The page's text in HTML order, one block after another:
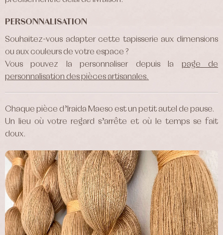
PERSONNALISATION
Souhaitez-vous adapter cette tapisserie aux dimensions
ou aux couleurs de votre espace ?
Vous pouvez la personnaliser depuis la page de
personnalisation des pièces artisanales.
Chaque pièce d’Iraida Maeso est un petit autel de pause.
Un lieu où votre regard s’arrête et où le temps se fait
doux.